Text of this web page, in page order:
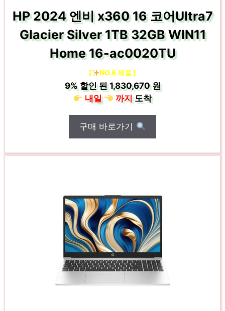
HP 2024 엔비 x360 16 코어Ultra7
Glacier Silver 1TB 32GB WIN11
Home 16-ac0020TU
[ NO.6 제품 ]
9%할인 된1,830,670 원
내일
까지도착
구매 바로가기